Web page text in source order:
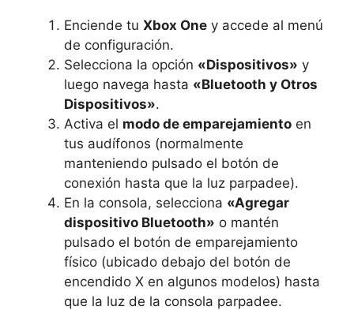
Enciende tu Xbox One y accede al menú
de configuración.
Selecciona la opción «Dispositivos» y
luego navega hasta «Bluetooth y Otros
Dispositivos».
Activa el modo de emparejamiento en
tus audífonos (normalmente
manteniendo pulsado el botón de
conexión hasta que la luz parpadee).
En la consola, selecciona «Agregar
dispositivo Bluetooth» o mantén
pulsado el botón de emparejamiento
físico (ubicado debajo del botón de
encendido X en algunos modelos) hasta
que la luz de la consola parpadee.